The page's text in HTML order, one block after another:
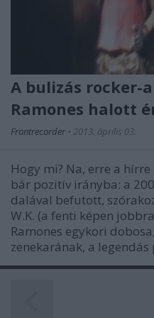
A bulizás rocker-
Ramones halott
Frontrecorder • 2013. április 03.
Hogy mi? Na, erre a
bár pozitív irányba: a
dalával befutott,
W.K. (a fenti képen
Ramones egykori
zenekarának, a